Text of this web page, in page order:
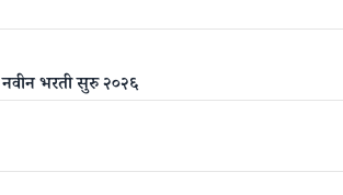
भरती सुरु २०२६